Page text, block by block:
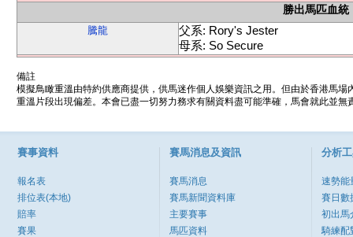
勝出馬匹血統
騰龍
父系: Rory's Jester
母系: So Secure
備註
模擬鳥瞰重溫由特約供應商提供，供馬迷作個人娛樂資訊之用。但由於香港馬
重溫片段出現偏差。本會已盡一切努力務求有關資料盡可能準確，馬會就此並
賽事資料
報名表
排位表(本地)
賠率
賽果
賽馬消息及資訊
賽馬消息
賽馬新聞資料庫
主要賽事
馬匹資料
分析
速勢能
賽日數
初出馬
騎練配